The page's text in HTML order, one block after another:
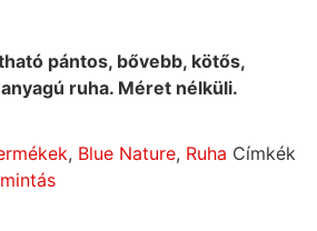
pántos, bővebb, kötős,
ruha. Méret nélküli.
, Blue Nature, Ruha Címkék
mintás